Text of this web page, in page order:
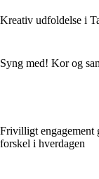
Kreativ udfoldelse i
Syng med! Kor og
Frivilligt engagement
forskel i hverdagen